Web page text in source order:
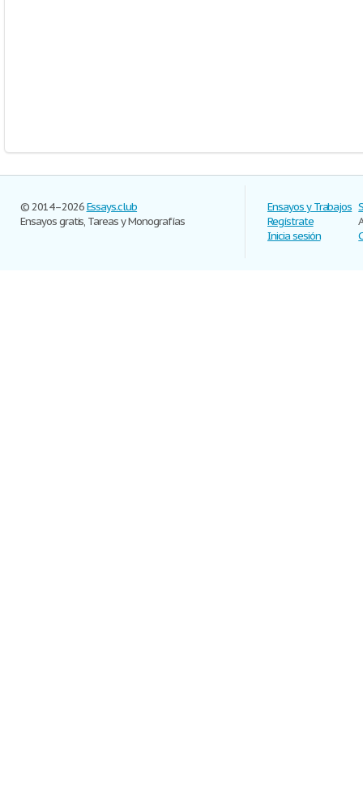
© 2014–2026Essays.club
Ensayos gratis, Tareas y Monografías
Ensayos y Trabajos
Regístrate
Inicia sesión